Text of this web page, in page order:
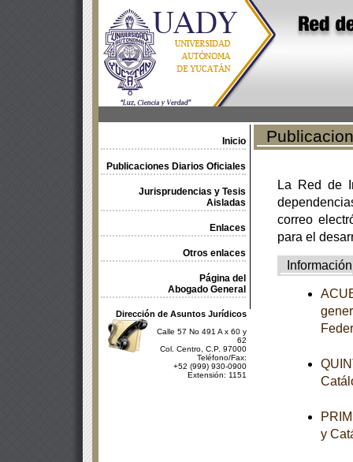
Inicio
Publicaciones Diarios Oficiales
Jurisprudencias y Tesis
Aisladas
Enlaces
Otros enlaces
Página del
Abogado General
Dirección de Asuntos Jurídicos
Calle 57 No 491 A x 60 y
62
Col. Centro, C.P. 97000
Teléfono/Fax:
+52 (999) 930-0900
Extensión: 1151
La Red de
correo
para el
Información
y